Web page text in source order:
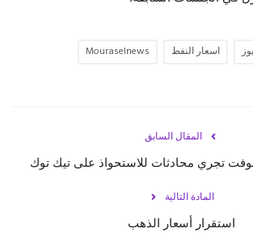
اسعار النفط Mouraselnews
المقال السابق
تجري محادثات للاستحواذ على تيك توك
المادة التالية
استقرار أسعار الذهب